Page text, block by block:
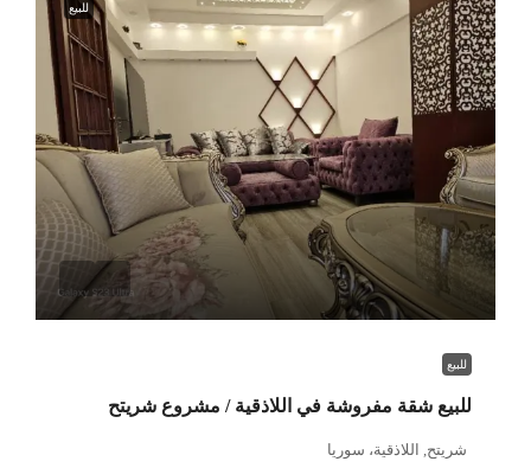
للبيع
للبيع
للبيع شقة مفروشة في اللاذقية / مشروع شريتح
شريتح, اللاذقية، سوريا